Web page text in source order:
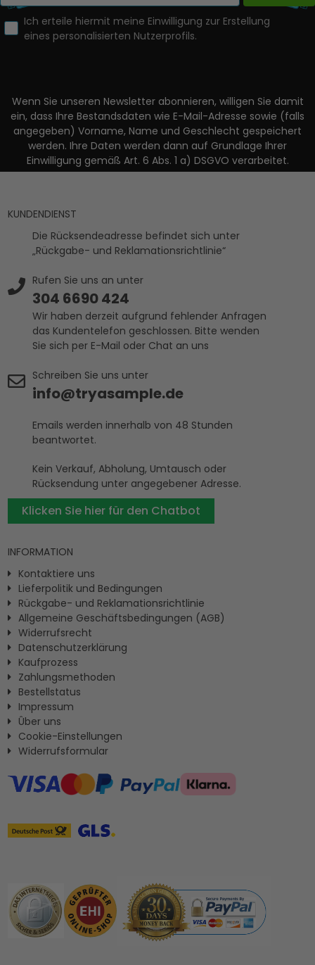
Ich erteile hiermit meine Einwilligung zur Erstellung
eines personalisierten Nutzerprofils.
Wenn Sie unseren Newsletter abonnieren, willigen Sie damit
ein, dass Ihre Bestandsdaten wie E-Mail-Adresse sowie (falls
angegeben) Vorname, Name und Geschlecht gespeichert
werden. Ihre Daten werden dann auf Grundlage Ihrer
Einwilligung gemäß Art. 6 Abs. 1 a) DSGVO verarbeitet.
KUNDENDIENST
Die Rücksendeadresse befindet sich unter
„Rückgabe- und Reklamationsrichtlinie“
Rufen Sie uns an unter
304 6690 424
Wir haben derzeit aufgrund fehlender Anfragen
das Kundentelefon geschlossen. Bitte wenden
Sie sich per E-Mail oder Chat an uns
Schreiben Sie uns unter
info@tryasample.de
Emails werden innerhalb von 48 Stunden
beantwortet.
Kein Verkauf, Abholung, Umtausch oder
Rücksendung unter angegebener Adresse.
Klicken Sie hier für den Chatbot
INFORMATION
Kontaktiere uns
Lieferpolitik und Bedingungen
Rückgabe- und Reklamationsrichtlinie
Allgemeine Geschäftsbedingungen (AGB)
Widerrufsrecht
Datenschutzerklärung
Kaufprozess
Zahlungsmethoden
Bestellstatus
Impressum
Ûber uns
Cookie-Einstellungen
Widerrufsformular